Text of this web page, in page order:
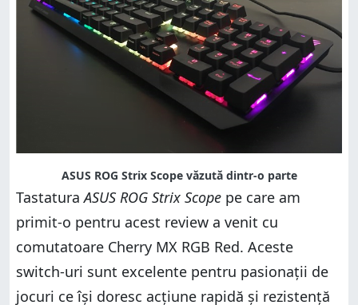
ASUS ROG Strix Scope văzută dintr-o parte
TastaturaASUS ROG Strix Scope pe care am
primit-o pentru acest review a venit cu
comutatoare Cherry MX RGB Red. Aceste
switch-uri sunt excelente pentru pasionații de
jocuri ce își doresc acțiune rapidă și rezistență